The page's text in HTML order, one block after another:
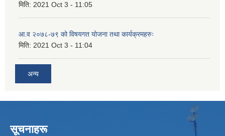
मिति: 2021 Oct 3 - 11:05
आ.व २०७८-७९ को विषयगत योजना तथा कार्यक्रमहरुः
मिति: 2021 Oct 3 - 11:04
अन्य
सूचनाहरू